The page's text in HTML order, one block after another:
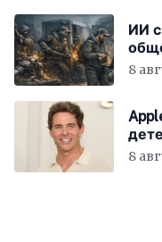
ИИ
8
8